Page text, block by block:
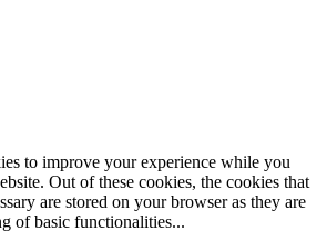
to improve your experience while you
Out of these cookies, the cookies that
are stored on your browser as they are
of basic functionalities...